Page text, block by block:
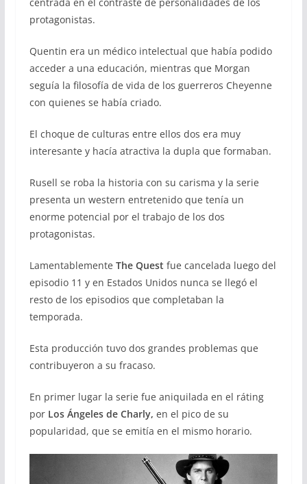
protagonistas.
Quentin era un médico intelectual que había podido
acceder a una educación, mientras que Morgan
seguía la filosofía de vida de los guerreros Cheyenne
con quienes se había criado.
El choque de culturas entre ellos dos era muy
interesante y hacía atractiva la dupla que formaban.
Rusell se roba la historia con su carisma y la serie
presenta un western entretenido que tenía un
enorme potencial por el trabajo de los dos
protagonistas.
Lamentablemente The Quest fue cancelada luego del
episodio 11 y en Estados Unidos nunca se llegó el
resto de los episodios que completaban la
temporada.
Esta producción tuvo dos grandes problemas que
contribuyeron a su fracaso.
En primer lugar la serie fue aniquilada en el ráting
por Los Ángeles de Charly, en el pico de su
popularidad, que se emitía en el mismo horario.